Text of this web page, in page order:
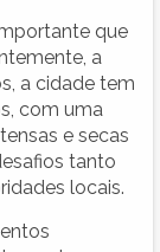
que
a
a cidade tem
com uma
e secas
tanto
locais.